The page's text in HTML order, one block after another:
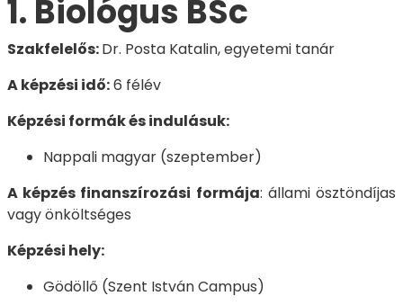
1. Biológus BSc
Szakfelelős:Dr. Posta Katalin, egyetemi tanár
A képzési idő:6 félév
Képzési formák és indulásuk:
Nappali magyar (szeptember)
A képzés finanszírozási formája: állami ösztöndíjas
vagy önköltséges
Képzési hely:
Gödöllő (Szent István Campus)